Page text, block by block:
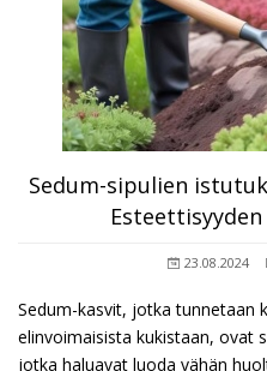
Sedum-sipulien
23.08.2024
Sedum-kasvit, jotka tunnetaan
elinvoimaisista kukistaan, ovat
jotka haluavat luoda vähän